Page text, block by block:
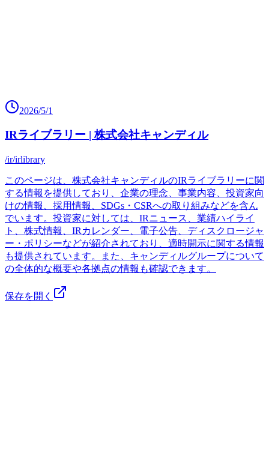
2026/5/1
IRライブラリー | 株式会社キャンディル
/ir/irlibrary
このページは、株式会社キャンディルのIRライブラリーに関
する情報を提供しており、企業の理念、事業内容、投資家向
けの情報、採用情報、SDGs・CSRへの取り組みなどを含ん
でいます。投資家に対しては、IRニュース、業績ハイライ
ト、株式情報、IRカレンダー、電子公告、ディスクロージャ
ー・ポリシーなどが紹介されており、適時開示に関する情報
も提供されています。また、キャンディルグループについて
の全体的な概要や各拠点の情報も確認できます。
保存を開く